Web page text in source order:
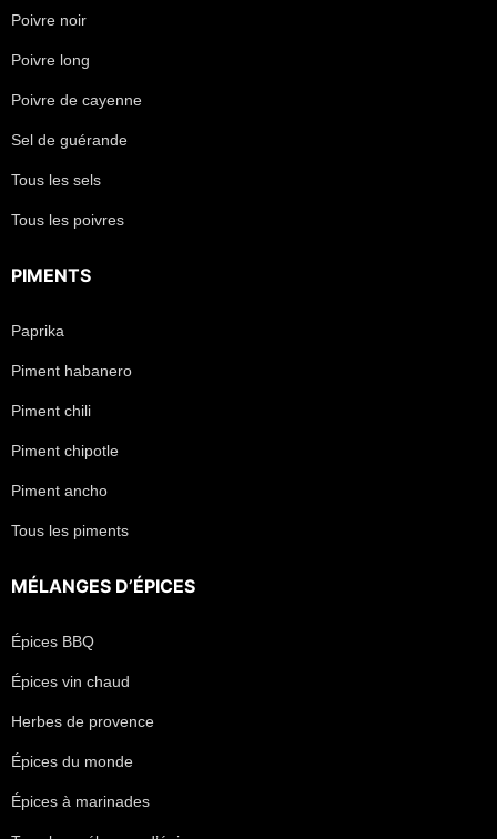
Poivre noir
Poivre long
Poivre de cayenne
Sel de guérande
Tous les sels
Tous les poivres
PIMENTS
Paprika
Piment habanero
Piment chili
Piment chipotle
Piment ancho
Tous les piments
MÉLANGES D’ÉPICES
Épices BBQ
Épices vin chaud
Herbes de provence
Épices du monde
Épices à marinades